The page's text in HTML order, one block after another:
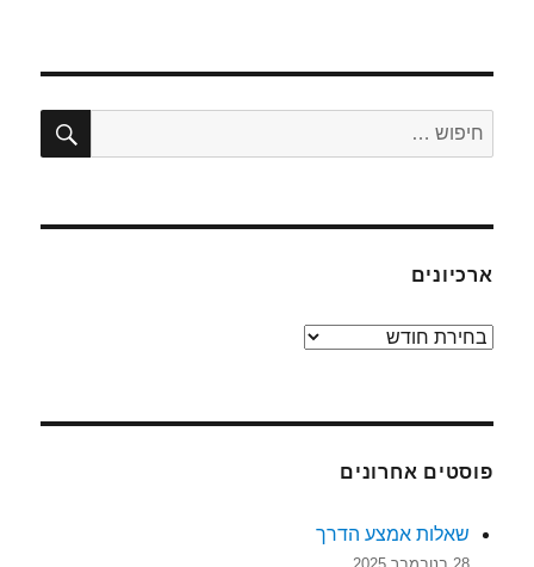
חפש:
ארכיונים
ארכיונים
פוסטים אחרונים
שאלות אמצע הדרך